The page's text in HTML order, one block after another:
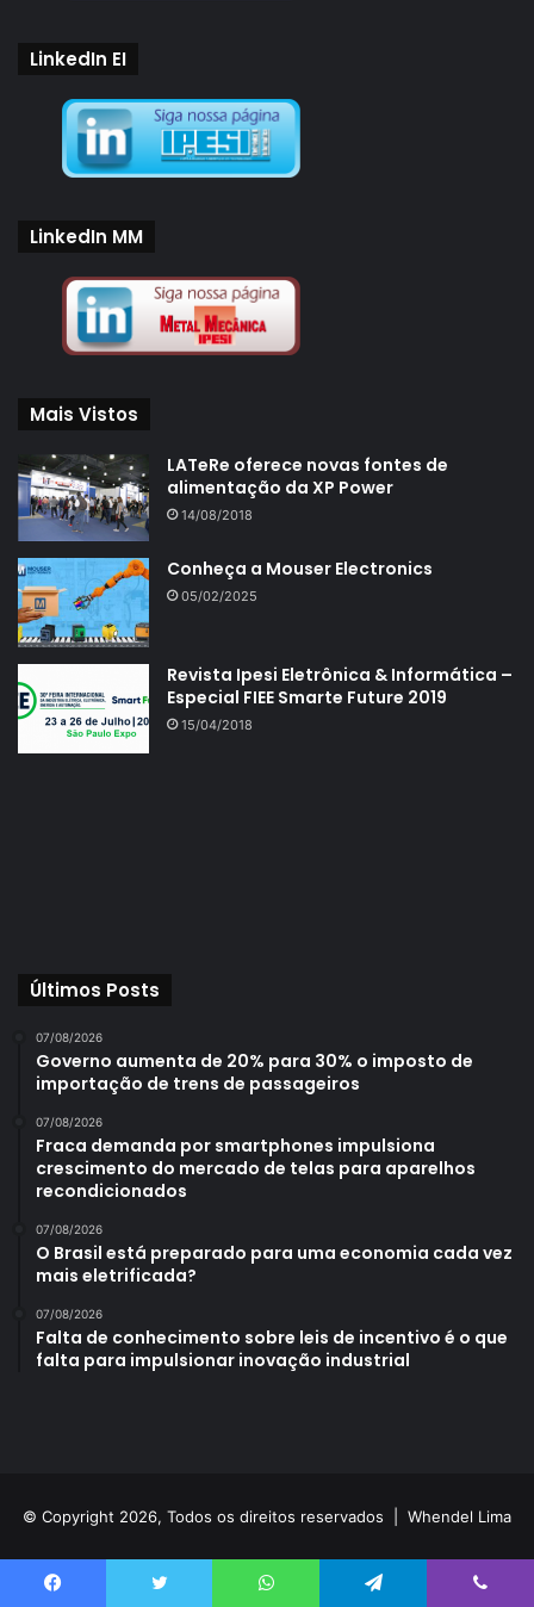
LinkedIn EI
LinkedIn MM
Mais Vistos
LATeRe oferece novas fontes de
alimentação da XP Power
14/08/2018
Conheça a Mouser Electronics
05/02/2025
Revista Ipesi Eletrônica & Informática –
Especial FIEE Smarte Future 2019
15/04/2018
Últimos Posts
07/08/2026
Governo aumenta de 20% para 30% o imposto de
importação de trens de passageiros
07/08/2026
Fraca demanda por smartphones impulsiona
crescimento do mercado de telas para aparelhos
recondicionados
07/08/2026
O Brasil está preparado para uma economia cada vez
mais eletrificada?
07/08/2026
Falta de conhecimento sobre leis de incentivo é o que
falta para impulsionar inovação industrial
© Copyright 2026, Todos os direitos reservados | Whendel Lima